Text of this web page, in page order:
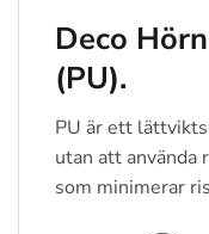
Deco
(PU).
PU är ett
utan att
som minimerar